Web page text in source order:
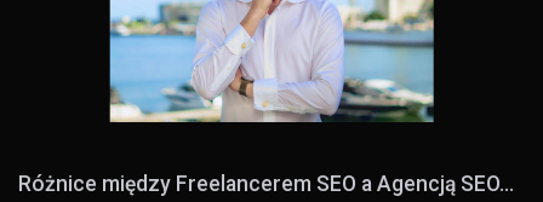
Różnice między Freelancerem SEO a Agencją SEO...